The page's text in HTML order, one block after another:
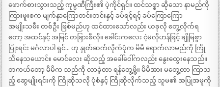
ဖောက်စားသွားသည့် ကုမ္ပဏီကြီး၏ ပဲ့ကိုင်ရှင်။ ထင်သစ္စာ ဆိုသော နာမည်ကို
ကြားဖူးစက မျက်နှာကြောတင်းတင်းနှင့် ခပ်ရင့်ရင့် ခပ်ကြောကြော
အမျိုးသမီး တစ်ဦး ဖြစ်မည်ဟု ထင်ထားသော်လည်း ယခုလို တွေ့လိုက်ရ
တော့ အထင်နှင့် အမြင် တခြားစီလို။ ခေါင်းကလေး ငဲ့မလိုဟန်ဖြင့် ချိုမြစွာ
ပြုံးရင်း မင်္ဂလာပါ ရှင်… ဟု နှုတ်ဆက်လိုက်ပုံက မိမိ ရောက်လာမည်ကို ကြို
သိနေသယောင်။ မောင်လေး ဆိုသည့် အခေါ်ဝေါ်ကလည်း နွေးထွေးနေသည်။
တကယ်တော့ မိမိက သည်ကို လာခဲ့တာ ရန်တွေ့ဖို့။ မိမိအား မတွေ့တာ ကြာသ
ည့် ဆွေမျိုးရင်းကို ကြိုဆိုသလို ပုံစံနှင့် ကြိုဆိုလိုက်သည့် သူမ၏ အပြုအမူကို